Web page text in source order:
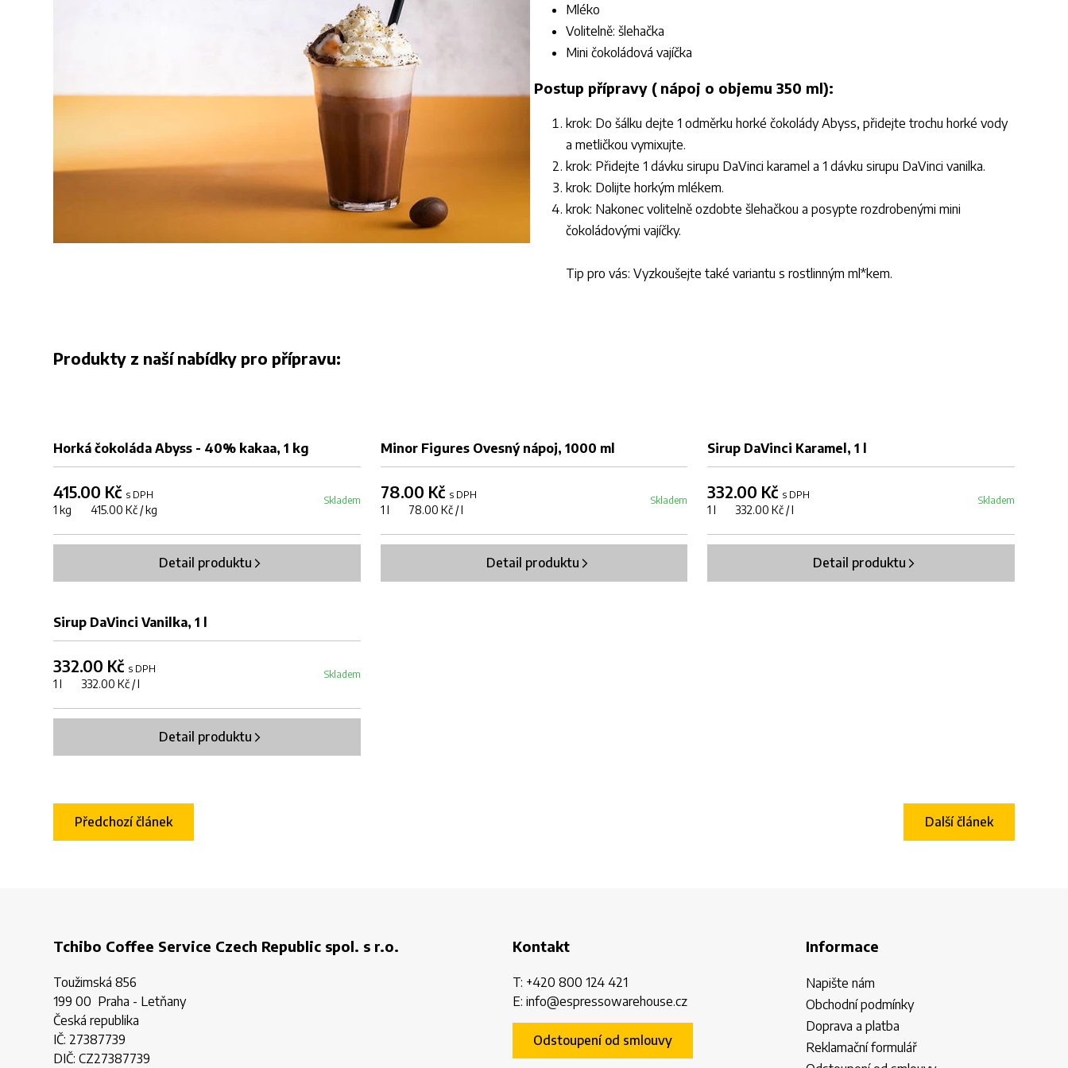
Mléko
Volitelně: šlehačka
Mini čokoládová vajíčka
Postup přípravy ( nápoj o objemu 350 ml):
krok: Do šálku dejte 1 odměrku horké čokolády Abyss, přidejte trochu horké vody
a metličkou vymixujte.
krok: Přidejte 1 dávku sirupu DaVinci karamel a 1 dávku sirupu DaVinci vanilka.
krok: Dolijte horkým mlékem.
krok: Nakonec volitelně ozdobte šlehačkou a posypte rozdrobenými mini
čokoládovými vajíčky.
Tip pro vás: Vyzkoušejte také variantu s rostlinným ml*kem.
Produkty z naší nabídky pro přípravu:
Horká čokoláda Abyss - 40% kakaa, 1 kg
415.00 Kč s DPH
1 kg 415.00 Kč / kg
Skladem
Detail produktu
Minor Figures Ovesný nápoj, 1000 ml
78.00 Kč s DPH
1 l 78.00 Kč / l
Skladem
Detail produktu
Sirup DaVinci Karamel, 1 l
332.00 Kč s DPH
1 l 332.00 Kč / l
Skladem
Detail produktu
Sirup DaVinci Vanilka, 1 l
332.00 Kč s DPH
1 l 332.00 Kč / l
Skladem
Detail produktu
Další článek
Předchozí článek
Tchibo Coffee Service Czech Republic spol. s r.o.
Toužimská 856
199 00 Praha - Letňany
Česká republika
IČ: 27387739
DIČ: CZ27387739
Kontakt
T: +420 800 124 421
E: info@espressowarehouse.cz
Odstoupení od smlouvy
Informace
Napište nám
Obchodní podmínky
Doprava a platba
Reklamační formulář